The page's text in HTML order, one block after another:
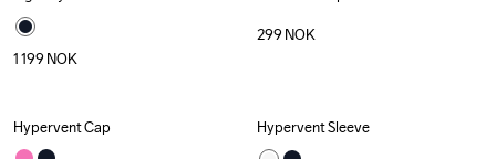
1 199 NOK
299 NOK
Hypervent Cap Hypervent Sleeve